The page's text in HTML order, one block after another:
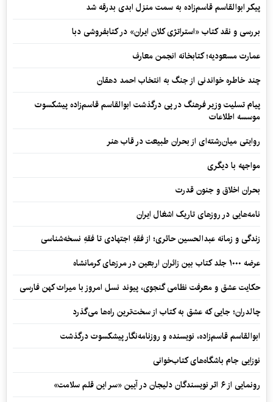
پیکر ابوالقاسم قاسم‌زاده به سمت منزل ابدی بدرقه شد
بررسی و نقد کتاب «استراتژی کلان ایران» در کتابفروشی دبا
عمارت مسعودیه؛ کتابخانه انجمن معارف
چند خاطره خواندنی از جنگ به انتخاب احمد دهقان
پیام تسلیت وزیر فرهنگ در پی درگذشت ابوالقاسم قاسم‌زاده پیشکسوت
موسسه اطلاعات
روایتی میان‌رشته‌ای از بحران طبیعت در قاب هنر
مواجهه با دیگری
بحران اخلاق و جنون قدرت
نامه‌هایی در روزهای تاریک اشغال ایران
زندگی و زمانه عبدالحسین حائری؛ از فقهِ اجتهادی تا فقهِ نسخه‌شناسی
عرضه ۱۰۰۰ جلد کتاب بین زائران اربعین در مرزهای کرمانشاه
حکایت عشق و معرفت نظامی گنجوی، پیوند نسل امروز با میراث کهن فارسی
چالدران؛ جایی که عشق به کتاب از سخت‌ترین راه‌ها می‌گذرد
ابوالقاسم قاسم‌زاده، نویسنده و روزنامه‌نگار پیشکسوت درگذشت
نوزایی جام باشگاه‌های کتاب‌خوانی
رونمایی از ۶ اثر نویسندگان دلیجان در آیین «سر این قلم سلامت»